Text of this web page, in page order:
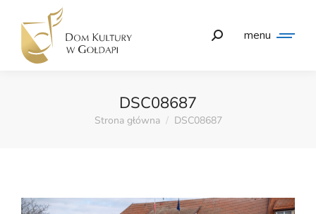
menu
DSC08687
Jesteś tutaj:
Strona główna DSC08687